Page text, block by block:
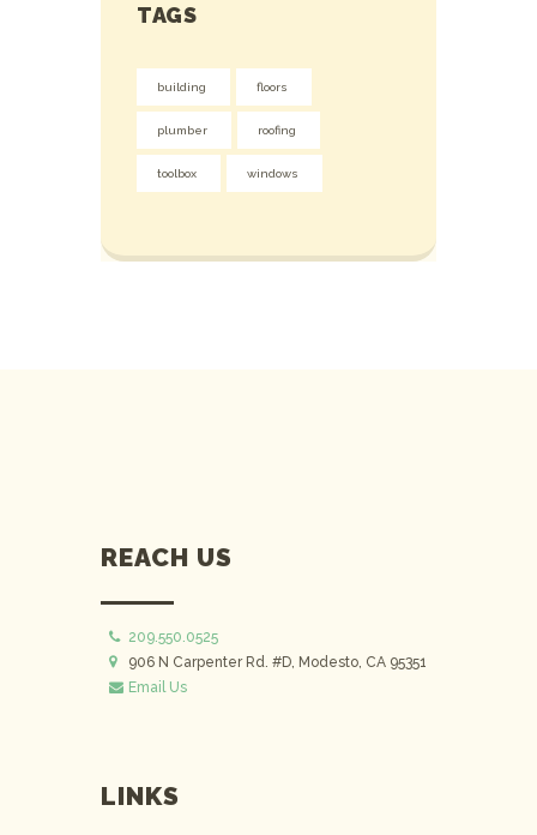
TAGS
building floors
plumber roofing
toolbox windows
REACH US
209.550.0525
906 N Carpenter Rd. #D, Modesto, CA 95351
Email Us
LINKS